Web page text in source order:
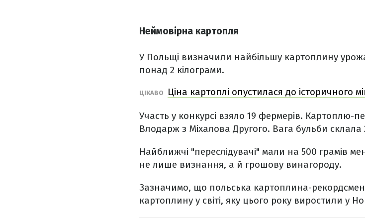
Неймовірна картопля
У Польщі визначили найбільшу картоплину
понад 2 кілограми.
ЦІКАВО Ціна картоплі опустилася до історичного
Участь у конкурсі взяло 19 фермерів. Картоплю-
Влодарж з Міхалова Другого. Вага бульби склала
Найближчі "переслідувачі" мали на 500 грамів
не лише визнання, а й грошову винагороду.
Зазначимо, що польська картоплина-
картоплину у світі, яку цього року виростили у